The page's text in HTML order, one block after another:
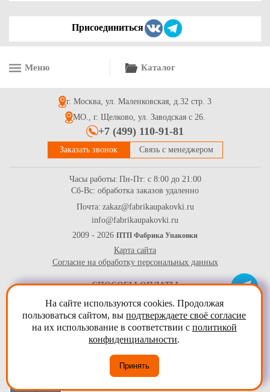
Бумага ламинированная бежевая двухслойная жиро-
Бумага ламинированная бежевая двухслойная жиро-
влагостойкая 52г/м2, (420*530 мм), в уп-ке 10кг (~862л)
Бумага ламинированная бежевая двухслойная жиро-
Присоединиться
Меню Каталог
г. Москва, ул. Маленковская, д.32 стр. 3
МО., г. Щелково, ул. Заводская с 26.
+7 (499) 110-91-81
Заказать звонок Связь с менеджером
Часы работы: Пн-Пт: с 8:00 до 21:00
Сб-Вс: обработка заказов удаленно
Почта: zakaz@fabrikaupakovki.ru
info@fabrikaupakovki.ru
2009 - 2026 ПТП Фабрика Упаковки
Карта сайта
Согласие на обработку персональных данных
СПОСОБЫ ОПЛАТЫ
На сайте используются cookies. Продолжая
пользоваться сайтом, выподтверждаете своё согласие
на их использование в соответствии с политикой
конфиденциальности.
Принять